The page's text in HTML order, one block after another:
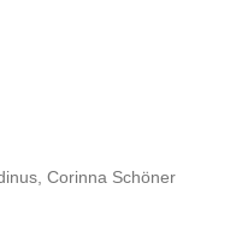
Corinna Schöner